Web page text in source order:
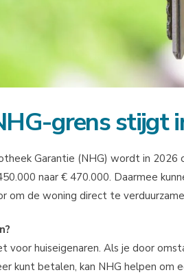
grens stijgt
Garantie (NHG) wordt in
naar € 470.000. Daarmee
om de woning direct te
voor huiseigenaren. Als je door
kunt betalen, kan NHG helpen om